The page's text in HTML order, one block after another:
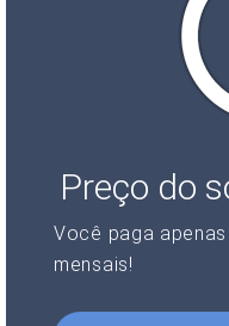
Preço do
Você paga
mensais!